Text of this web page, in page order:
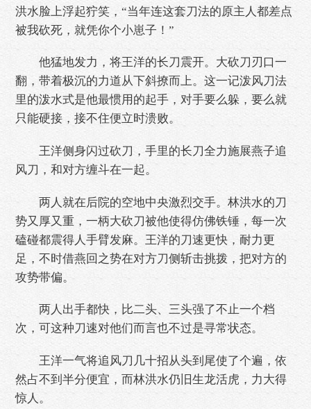
洪水脸上浮起狞笑，“当年连这套刀法的原主人都差点
被我砍死，就凭你个小崽子！”
他猛地发力，将王洋的长刀震开。大砍刀刃口一
翻，带着极沉的力道从下斜撩而上。这一记泼风刀法
里的泼水式是他最惯用的起手，对手要么躲，要么就
只能硬接，接不住便立时溃败。
王洋侧身闪过砍刀，手里的长刀全力施展燕子追
风刀，和对方缠斗在一起。
两人就在后院的空地中央激烈交手。林洪水的刀
势又厚又重，一柄大砍刀被他使得仿佛铁锤，每一次
磕碰都震得人手臂发麻。王洋的刀速更快，耐力更
足，不时借燕回之势在对方刀侧斩击挑拨，把对方的
攻势带偏。
两人出手都快，比二头、三头强了不止一个档
次，可这种刀速对他们而言也不过是寻常状态。
王洋一气将追风刀几十招从头到尾使了个遍，依
然占不到半分便宜，而林洪水仍旧生龙活虎，力大得
惊人。